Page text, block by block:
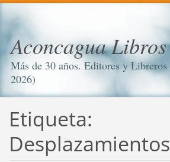
Aconcagua Libros
Más de 30 años. Editores y
2026)
Etiqueta: